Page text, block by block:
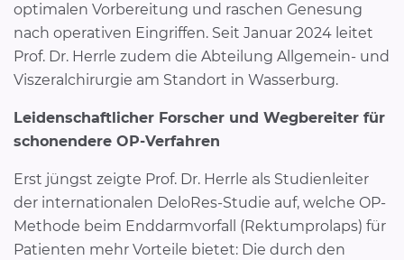
optimalen Vorbereitung und raschen Genesung
nach operativen Eingriffen. Seit Januar 2024 leitet
Prof. Dr. Herrle zudem die Abteilung Allgemein- und
Viszeralchirurgie am Standort in Wasserburg.
Leidenschaftlicher Forscher und Wegbereiter für
schonendere OP-Verfahren
Erst jüngst zeigte Prof. Dr. Herrle als Studienleiter
der internationalen DeloRes-Studie auf, welche OP-
Methode beim Enddarmvorfall (Rektumprolaps) für
Patienten mehr Vorteile bietet: Die durch den